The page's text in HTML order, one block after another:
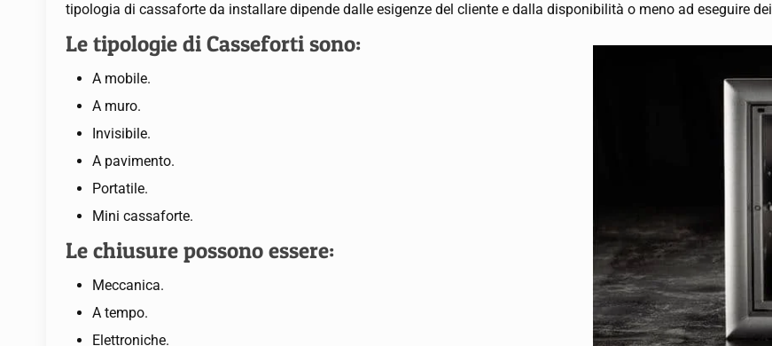
tipologia di cassaforte da installare dipende dalle esigenze del cliente e dalla disponibilità o meno ad eseguire
Le tipologie di Casseforti sono:
A mobile.
A muro.
Invisibile.
A pavimento.
Portatile.
Mini cassaforte.
Le chiusure possono essere:
Meccanica.
A tempo.
Elettroniche.